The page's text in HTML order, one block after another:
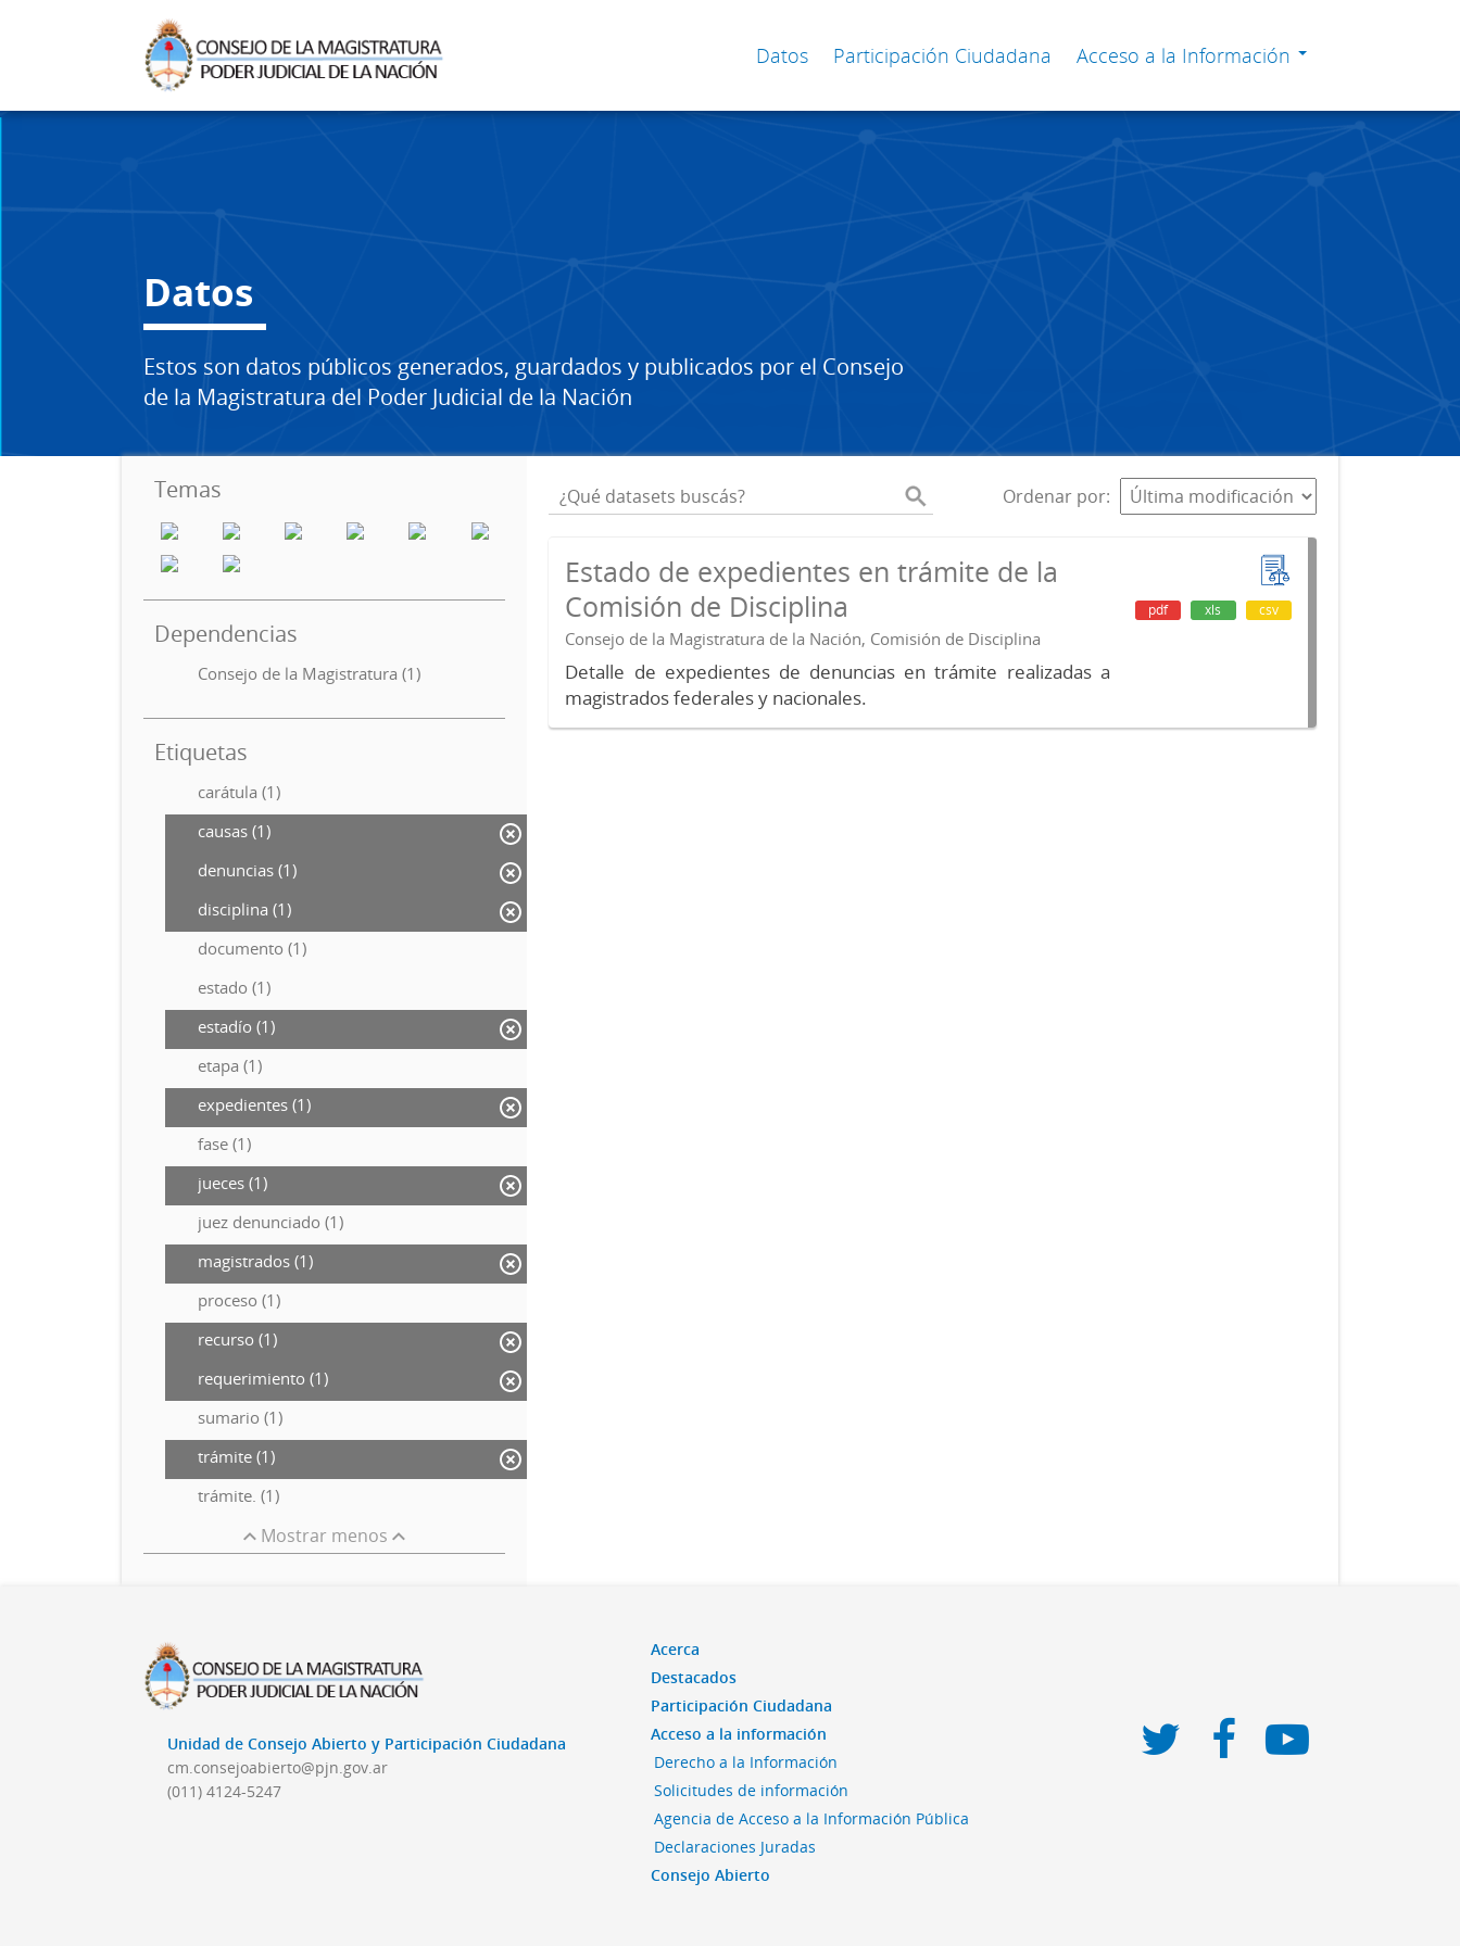
Datos Participación Ciudadana Acceso a la Información
Datos
Estos son datos públicos generados, guardados y publicados por el Consejo
de la Magistratura del Poder Judicial de la Nación
Temas
Dependencias
Consejo de la Magistratura (1)
Etiquetas
carátula (1)
causas (1)
denuncias (1)
disciplina (1)
documento (1)
estado (1)
estadío (1)
etapa (1)
expedientes (1)
fase (1)
jueces (1)
juez denunciado (1)
magistrados (1)
proceso (1)
recurso (1)
requerimiento (1)
sumario (1)
trámite (1)
trámite. (1)
Mostrar menos
Ordenar por
Estado de expedientes en trámite de la
Comisión de Disciplina
Consejo de la Magistratura de la Nación, Comisión de Disciplina
Detalle de expedientes de denuncias en trámite realizadas a
magistrados federales y nacionales.
pdf xls csv
Unidad de Consejo Abierto y Participación Ciudadana
cm.consejoabierto@pjn.gov.ar
(011) 4124-5247
Acerca
Destacados
Participación Ciudadana
Acceso a la información
Derecho a la Información
Solicitudes de información
Agencia de Acceso a la Información Pública
Declaraciones Juradas
Consejo Abierto